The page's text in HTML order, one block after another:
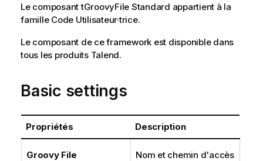
Le composanttGroovyFile Standard appartient à la
famille Code Utilisateur·trice.
Le composant de ce framework est disponible dans
tous les produits Talend.
Basic settings
Propriétés Description
Groovy File
Nom et chemin d'accès